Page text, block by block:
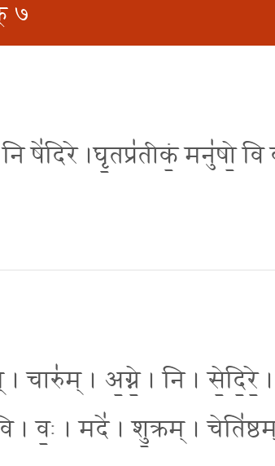
७
नि षे॑दिरे ।घृ॒तप्र॑तीकं॒ मनु॑षो॒
चारु॑म् । अ॒ग्ने॒ । नि । से॒दि॒रे॒ ।
। वः॒ । मदे॑ । शु॒क्रम् ।